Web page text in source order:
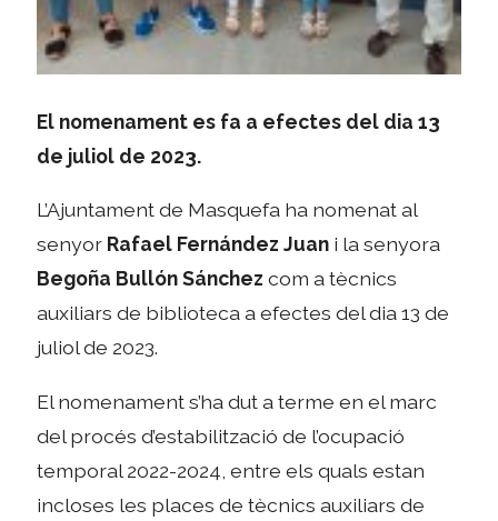
El nomenament es fa a efectes del dia 13
de juliol de 2023.
L’Ajuntament de Masquefa ha nomenat al
senyor Rafael Fernández Juan i la senyora
Begoña Bullón Sánchez com a tècnics
auxiliars de biblioteca a efectes del dia 13 de
juliol de 2023.
El nomenament s’ha dut a terme en el marc
del procés d’estabilització de l’ocupació
temporal 2022-2024, entre els quals estan
incloses les places de tècnics auxiliars de